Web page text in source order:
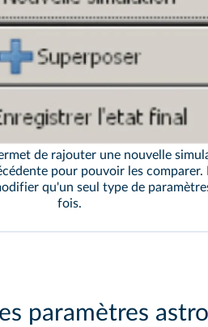
de rajouter une nouvelle
pour pouvoir les comparer.
qu'un seul type de
fois.
paramètres